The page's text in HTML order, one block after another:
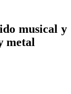
musical y
metal